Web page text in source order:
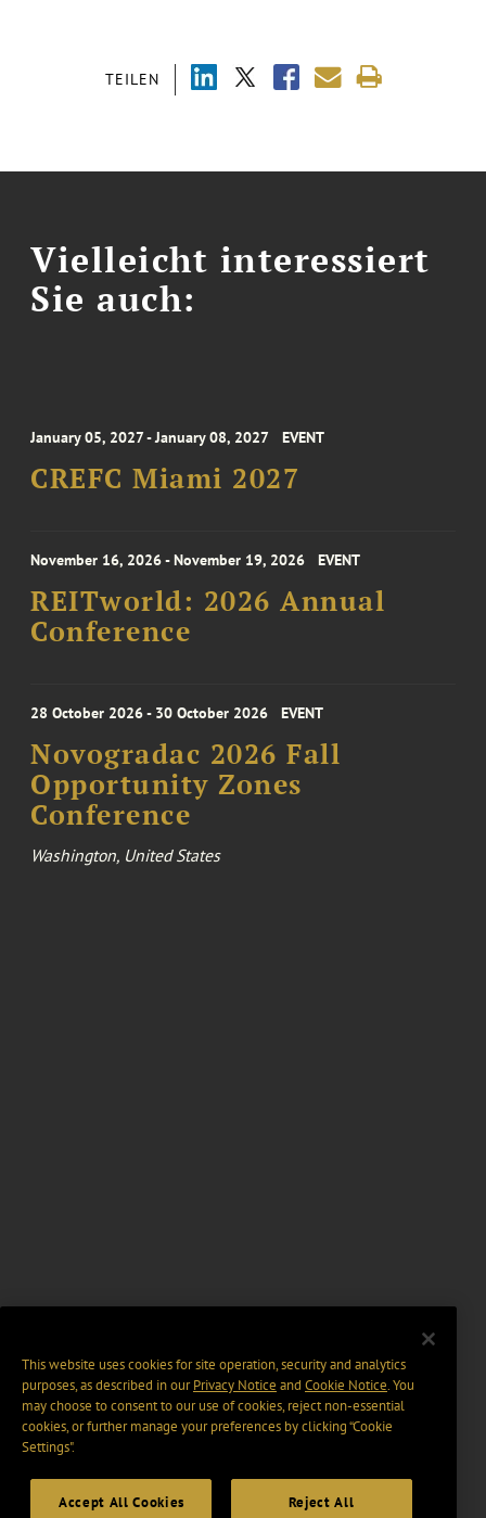
TEILEN
Vielleicht interessiert
Sie auch:
January 05, 2027 - January 08, 2027 EVENT
CREFC Miami 2027
November 16, 2026 - November 19, 2026 EVENT
REITworld: 2026 Annual
Conference
28 October 2026 - 30 October 2026 EVENT
Novogradac 2026 Fall
Opportunity Zones
Conference
Washington, United States
This website uses cookies for site operation, security and analytics
purposes, as described in ourPrivacy Notice and Cookie Notice. You
may choose to consent to our use of cookies, reject non-essential
cookies, or further manage your preferences by clicking “Cookie
Settings".
Accept All Cookies Reject All